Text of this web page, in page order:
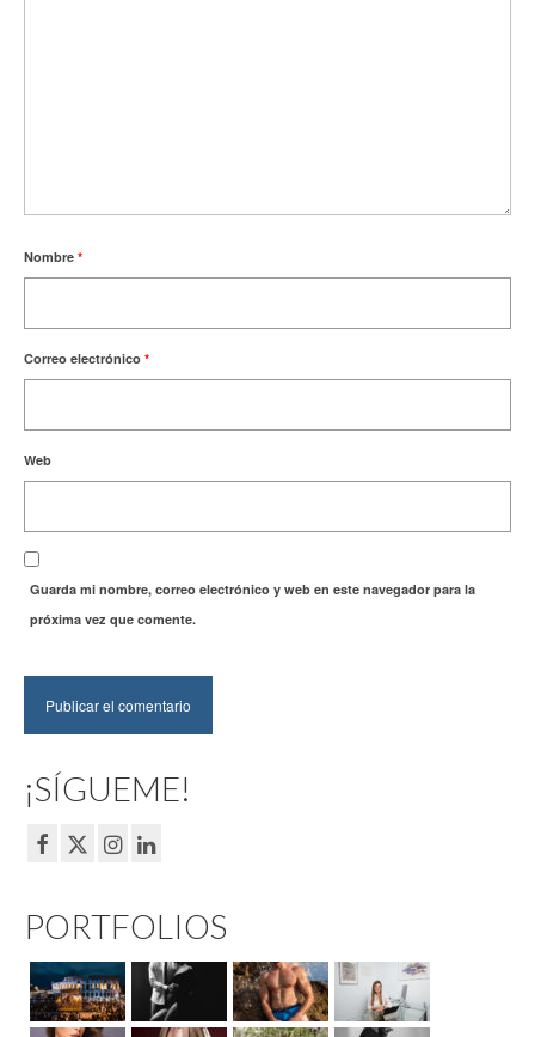
Nombre *
Correo electrónico *
Web
Guarda mi nombre, correo electrónico y web en este navegador para la
próxima vez que comente.
¡SÍGUEME!
PORTFOLIOS